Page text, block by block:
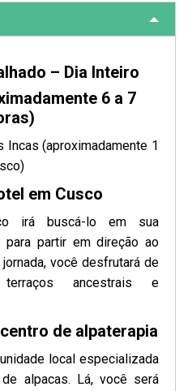
– Dia Inteiro
6 a 7
Incas (aproximadamente 1
em Cusco
irá buscá-lo em sua
para partir em direção ao
você desfrutará de
terraços ancestrais e
de alpaterapia
local especializada
alpacas. Lá, você será